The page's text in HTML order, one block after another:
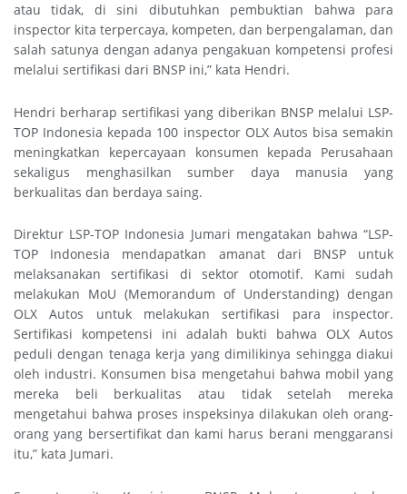
atau tidak, di sini dibutuhkan pembuktian bahwa para
inspector kita terpercaya, kompeten, dan berpengalaman, dan
salah satunya dengan adanya pengakuan kompetensi profesi
melalui sertifikasi dari BNSP ini,” kata Hendri.
Hendri berharap sertifikasi yang diberikan BNSP melalui LSP-
TOP Indonesia kepada 100 inspector OLX Autos bisa semakin
meningkatkan kepercayaan konsumen kepada Perusahaan
sekaligus menghasilkan sumber daya manusia yang
berkualitas dan berdaya saing.
Direktur LSP-TOP Indonesia Jumari mengatakan bahwa “LSP-
TOP Indonesia mendapatkan amanat dari BNSP untuk
melaksanakan sertifikasi di sektor otomotif. Kami sudah
melakukan MoU (Memorandum of Understanding) dengan
OLX Autos untuk melakukan sertifikasi para inspector.
Sertifikasi kompetensi ini adalah bukti bahwa OLX Autos
peduli dengan tenaga kerja yang dimilikinya sehingga diakui
oleh industri. Konsumen bisa mengetahui bahwa mobil yang
mereka beli berkualitas atau tidak setelah mereka
mengetahui bahwa proses inspeksinya dilakukan oleh orang-
orang yang bersertifikat dan kami harus berani menggaransi
itu,” kata Jumari.